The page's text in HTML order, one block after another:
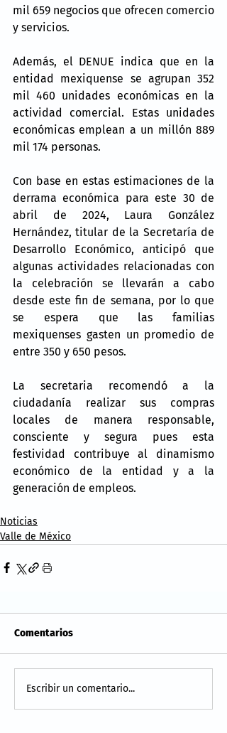
mil 659 negocios que ofrecen comercio
y servicios.
Además, el DENUE indica que en la
entidad mexiquense se agrupan 352
mil 460 unidades económicas en la
actividad comercial. Estas unidades
económicas emplean a un millón 889
mil 174 personas.
Con base en estas estimaciones de la
derrama económica para este 30 de
abril de 2024, Laura González
Hernández, titular de la Secretaría de
Desarrollo Económico, anticipó que
algunas actividades relacionadas con
la celebración se llevarán a cabo
desde este fin de semana, por lo que
se espera que las familias
mexiquenses gasten un promedio de
entre 350 y 650 pesos.
La secretaria recomendó a la
ciudadanía realizar sus compras
locales de manera responsable,
consciente y segura pues esta
festividad contribuye al dinamismo
económico de la entidad y a la
generación de empleos.
Noticias
Valle de México
Comentarios
Escribir un comentario...